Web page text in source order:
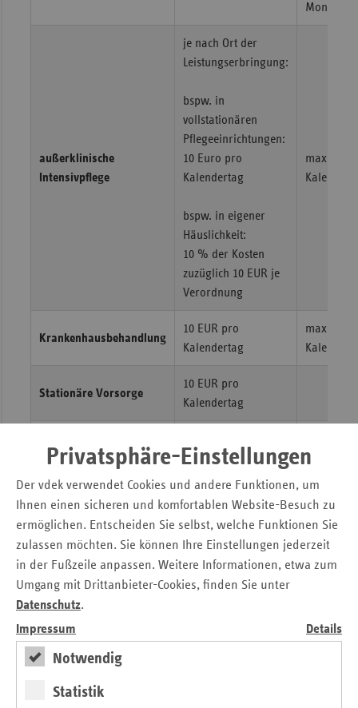
Privatsphäre-Einstellungen
Der vdek verwendet Cookies und andere Funktionen, um
Ihnen einen sicheren und komfortablen Website-Besuch zu
ermöglichen. Entscheiden Sie selbst, welche Funktionen Sie
zulassen möchten. Sie können Ihre Einstellungen jederzeit
in der Fußzeile anpassen. Weitere Informationen, etwa zum
Umgang mit Drittanbieter-Cookies, finden Sie unter
Datenschutz.
Impressum
Details
Notwendig
Statistik
Monat
außerklinische
Intensivpflege
je nach Ort der
Leistungserbringung:
bspw. in
vollstationären
Pflegeeinrichtungen:
10 Euro pro
Kalendertag
bspw. in eigener
Häuslichkeit:
10 % der Kosten
zuzüglich 10 EUR je
Verordnung
maximal
Krankenhausbehandlung
10 EUR pro
Kalendertag
maximal
Stationäre Vorsorge
10 EUR pro
Kalendertag
Medizinische
Rehabilitation
(ambulant und stationär)
Kalendertag
und der
Medizinische Vorsorge
und Rehabilitation für
Mütter und Väter